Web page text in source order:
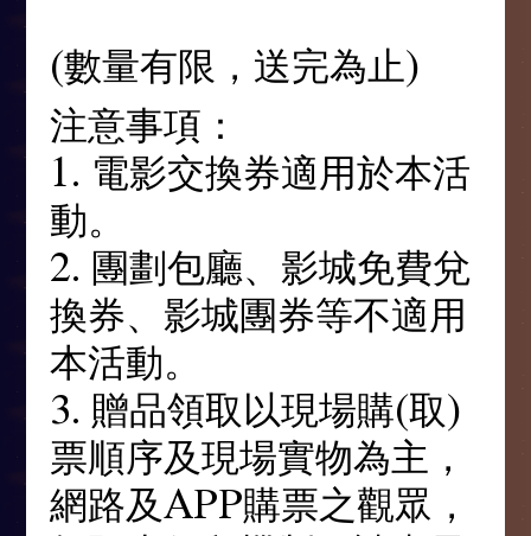
(數量有限，送完為止)
注意事項：
1. 電影交換券適用於本活
動。
2. 團劃包廳、影城免費兌
換券、影城團券等不適用
本活動。
3. 贈品領取以現場購(取)
票順序及現場實物為主，
網路及APP購票之觀眾，